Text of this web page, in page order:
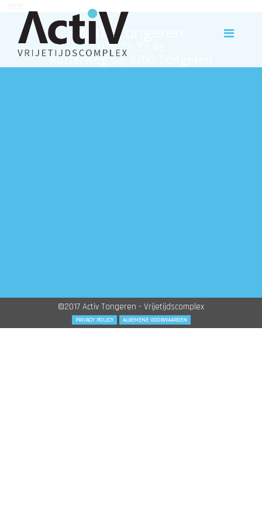
Activ Tongeren
012 23 33 43
Rutterweg 63, 3700 Tongeren
©2017 Activ Tongeren - Vrijetijdscomplex
PRIVACY POLICY ALGEMENE VOORWAARDEN